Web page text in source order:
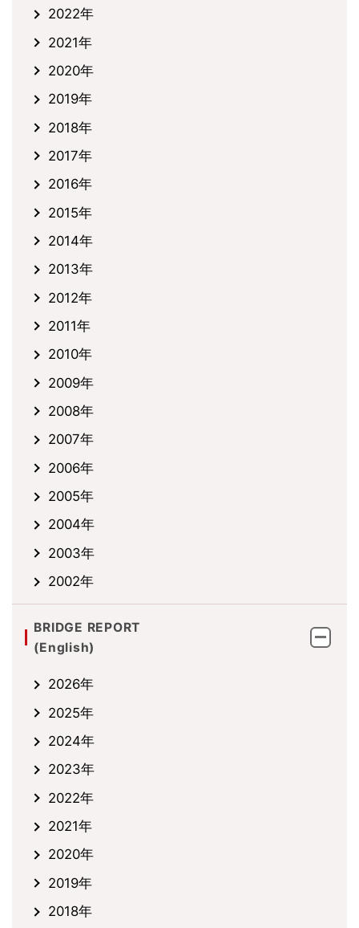
2022年
2021年
2020年
2019年
2018年
2017年
2016年
2015年
2014年
2013年
2012年
2011年
2010年
2009年
2008年
2007年
2006年
2005年
2004年
2003年
2002年
BRIDGE REPORT
(English)
2026年
2025年
2024年
2023年
2022年
2021年
2020年
2019年
2018年